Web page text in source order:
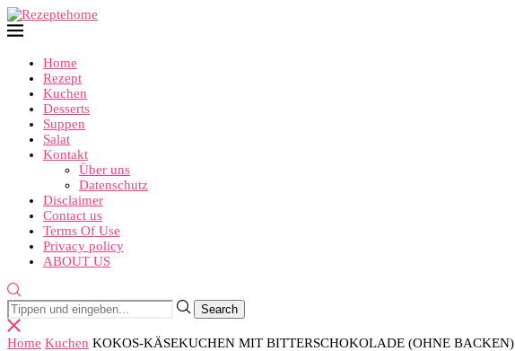
Home
Rezept
Kuchen
Desserts
Suppen
Salat
Kontakt
Über uns
Datenschutz
Disclaimer
Contact us
Terms Of Use
Privacy policy
ABOUT US
Home Kuchen KOKOS-KÄSEKUCHEN MIT BITTERSCHOKOLADE (OHNE BACKEN)